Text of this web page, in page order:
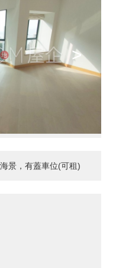
>
景，有蓋車位(可租)